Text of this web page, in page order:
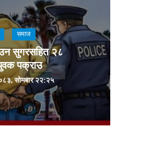
समाज
सुगरसहित २८
पक्राउ
सोमबार २२:२५